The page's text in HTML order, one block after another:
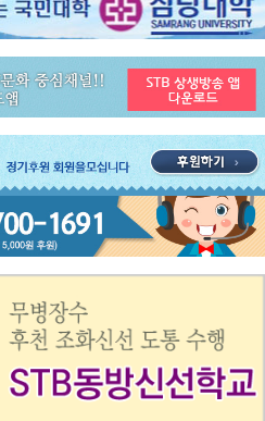
복구 안내
주간 추천 프로그램
주간 추천 프로그램
주간 추천 프로그램